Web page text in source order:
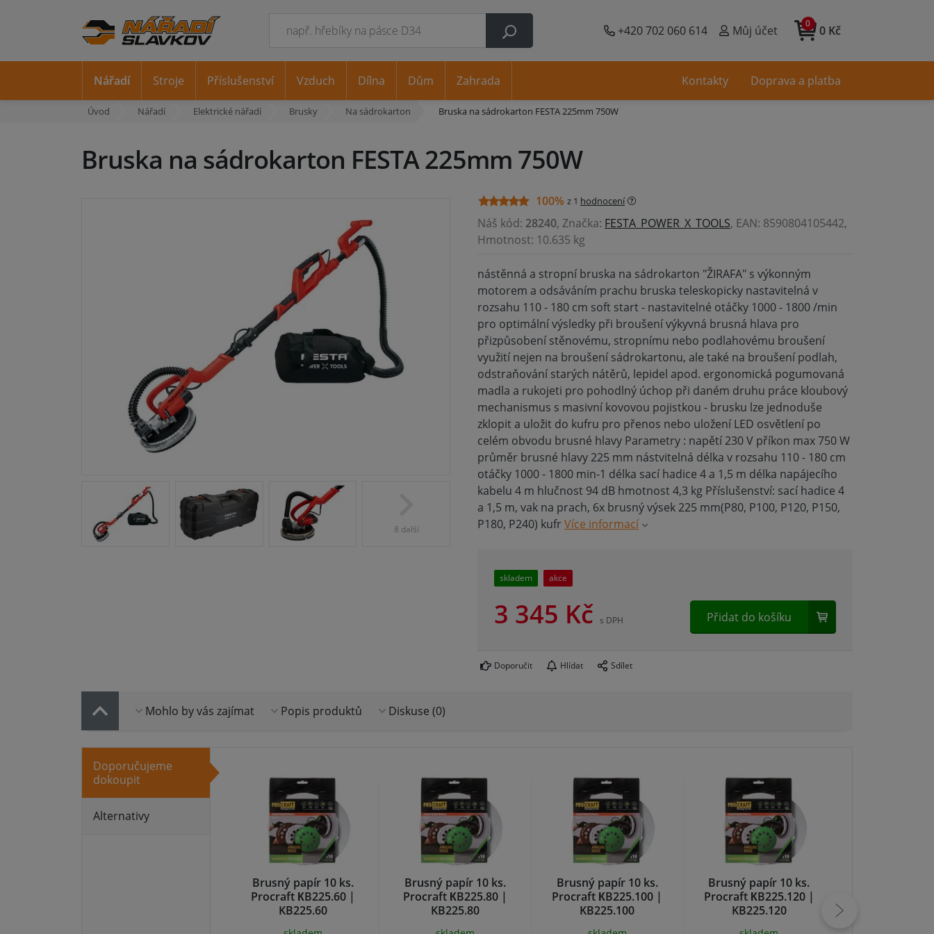
+420 702 060 614 Můj účet 0 Kč
0
Úvod Nářadí Elektrické nářadí Brusky Na sádrokarton Bruska na sádrokarton FESTA 225mm 750W
Bruska na sádrokarton FESTA 225mm 750W
8 další
100% z 1 hodnocení
Náš kód: 28240, Značka: FESTA_POWER_X_TOOLS, EAN: 8590804105442,
Hmotnost: 10.635 kg
nástěnná a stropní bruska na sádrokarton "ŽIRAFA" s výkonným
motorem a odsáváním prachu bruska teleskopicky nastavitelná v
rozsahu 110 - 180 cm soft start - nastavitelné otáčky 1000 - 1800 /min
pro optimální výsledky při broušení výkyvná brusná hlava pro
přizpůsobení stěnovému, stropnímu nebo podlahovému broušení
využití nejen na broušení sádrokartonu, ale také na broušení podlah,
odstraňování starých nátěrů, lepidel apod. ergonomická pogumovaná
madla a rukojeti pro pohodlný úchop při daném druhu práce kloubový
mechanismus s masivní kovovou pojistkou - brusku lze jednoduše
zklopit a uložit do kufru pro přenos nebo uložení LED osvětlení po
celém obvodu brusné hlavy Parametry : napětí 230 V příkon max 750 W
průměr brusné hlavy 225 mm nástvitelná délka v rozsahu 110 - 180 cm
otáčky 1000 - 1800 min-1 délka sací hadice 4 a 1,5 m délka napájecího
kabelu 4 m hlučnost 94 dB hmotnost 4,3 kg Příslušenství: sací hadice 4
a 1,5 m, vak na prach, 6x brusný výsek 225 mm(P80, P100, P120, P150,
P180, P240) kufr Více informací
skladem akce
3 345 Kč s DPH Přidat do košíku
Doporučit Hlídat Sdílet
Mohlo by vás zajímat Popis produktů Diskuse (0)
Doporučujeme
dokoupit
Alternativy
Brusný papír 10 ks.
Procraft КB225.60 |
KB225.60
Brusný papír 10 ks.
Procraft КB225.80 |
KB225.80
Brusný papír 10 ks.
Procraft КB225.100 |
KB225.100
Brusný papír 10 ks.
Procraft КB225.120 |
KB225.120
Nářadí Stroje Příslušenství Vzduch Dílna Dům Zahrada Kontakty Doprava a platba